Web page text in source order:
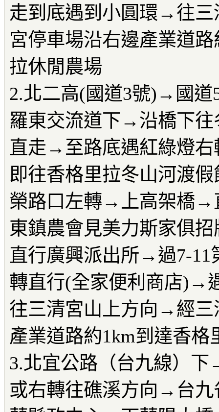
走到底遇到小圓環→往
宮停車場沿右邊產業道
拉休閒農場
2.北二高(國道3號)→國
羅東交流道下→沿橋下往
直走→至路底遇紅綠燈右
即往香格里拉冬山河渡
榮路口左轉→上高架橋
東鎮農會見美力斯家俱
直行廣興派出所→過7-11
轉直行(全家便利商店)→
往三清宮山上方向→經三
產業道路約1km到達香格
3.北宜公路（台九線）
或右轉往礁溪方向→台